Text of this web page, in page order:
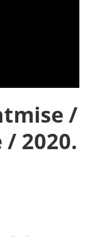
/
/ 2020.